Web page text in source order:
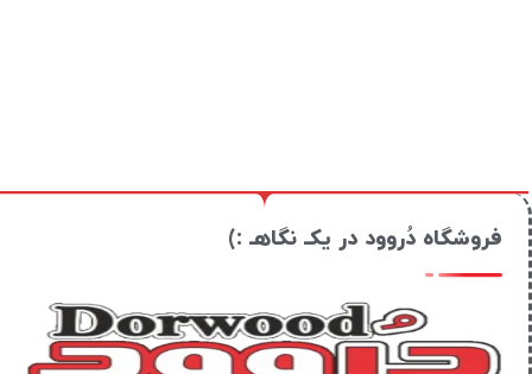
فروشگاه دُروود در یکـ نگاهـ :)